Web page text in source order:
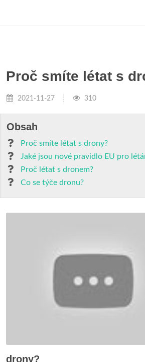
Proč smíte létat s
2021-11-27 310
Obsah
Proč smíte létat s drony?
Jaké jsou nové pravidlo EU pro
Proč létat s dronem?
Co se týče dronu?
drony?